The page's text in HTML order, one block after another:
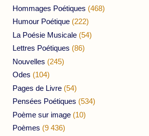
Hommages Poétiques (468)
Humour Poétique (222)
La Poésie Musicale (54)
Lettres Poétiques (86)
Nouvelles (245)
Odes (104)
Pages de Livre (54)
Pensées Poétiques (534)
Poème sur image (10)
Poèmes (9 436)